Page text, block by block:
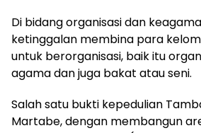
Di bidang organisasi dan
ketinggalan membina para
untuk berorganisasi, baik itu
agama dan juga bakat atau seni.
Salah satu bukti kepedulian
Martabe, dengan membangun